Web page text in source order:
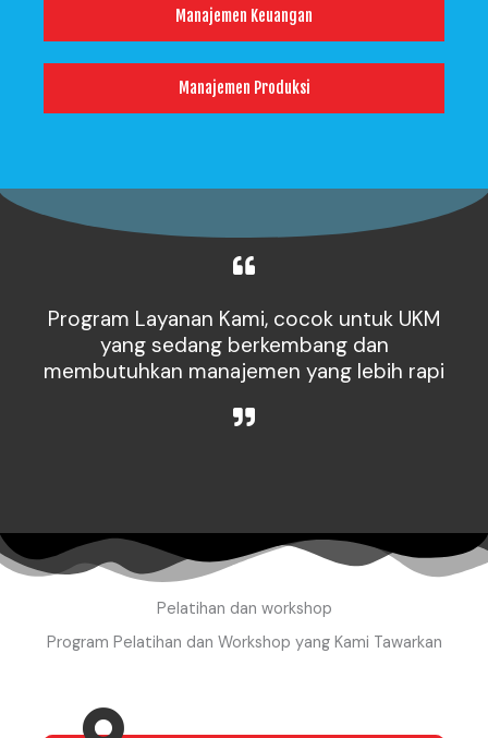
Manajemen Keuangan
Manajemen Produksi
Program Layanan Kami, cocok untuk UKM
yang sedang berkembang dan
membutuhkan manajemen yang lebih rapi
Pelatihan dan workshop
Program Pelatihan dan Workshop yang Kami Tawarkan